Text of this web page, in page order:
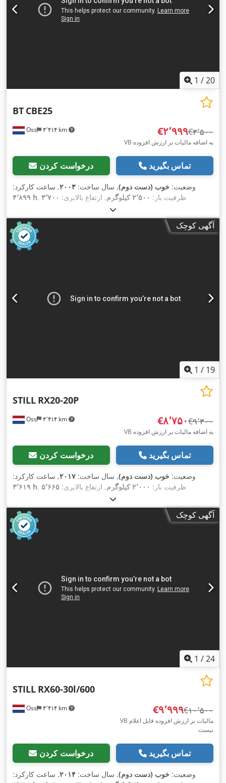
1 /20
Oss ۴٬۴۱۴ km
BT CBE25
‎€۲٬۹۹۹ ‎€۳٬۵۰۰
VB به اضافه مالیات بر ارزش افزوده
درخواست کردن تماس بگیرید
وضعیت: خوب (دست دوم), سال ساخت: ۲۰۰۳, ساعت کارکرد:
۴٬۸۹۹ h
, ظرفیت بار: ۲٬۵۰۰ کیلوگرم , ارتفاع بالابری: ۳٬۷۰۰
, نوع دکل:
میلی‌متر, کارکرد:۴٬۸۹۹ کیلومتر ,
آگهی کوچک
1 / 19
Oss ۴٬۴۱۴ km
STILL RX20-20P
‎€۸٬۷۵۰ ‎€۹٬۳۰۰
VB به اضافه مالیات بر ارزش افزوده
درخواست کردن تماس بگیرید
وضعیت: خوب (دست دوم), سال ساخت: ۲۰۱۷, ساعت کارکرد:
۳٬۶۱۹ h
, ظرفیت بار: ۲٬۰۰۰ کیلوگرم , ارتفاع بالابری: ۵٬۶۶۵
, نوع دکل:
میلی‌متر, وزن خالی:۳٬۸۰۰ کیلوگرم , کارکرد:۳٬۶۱۹ کیلومتر ,
آگهی کوچک
1 /24
Oss ۴٬۴۱۴ km
STILL RX60-30l/600
‎€۹٬۹۹۹ ‎€۱۰٬۵۰۰
VB مالیات بر ارزش افزوده قابل اعلام
نیست
درخواست کردن تماس بگیرید
وضعیت: خوب (دست دوم), سال ساخت: ۲۰۱۴, ساعت کارکرد: